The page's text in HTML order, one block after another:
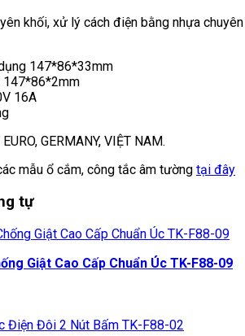
khối, xử lý cách điện bằng nhựa chuyên
147*86*33mm
147*86*2mm
16A
GERMANY, VIỆT NAM.
mẫu ổ cắm, công tắc âm tường tại đây
tự
Giật Cao Cấp Chuẩn Úc TK-F88-09